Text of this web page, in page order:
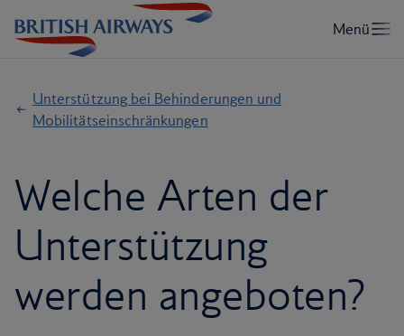
Unterstützung bei Behinderungen und
Mobilitätseinschränkungen
Welche Arten der
Unterstützung
werden angeboten?